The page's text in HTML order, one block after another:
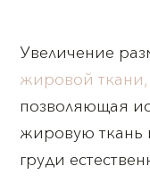
Увеличение
жировой
позволяющая
жировую ткань
груди